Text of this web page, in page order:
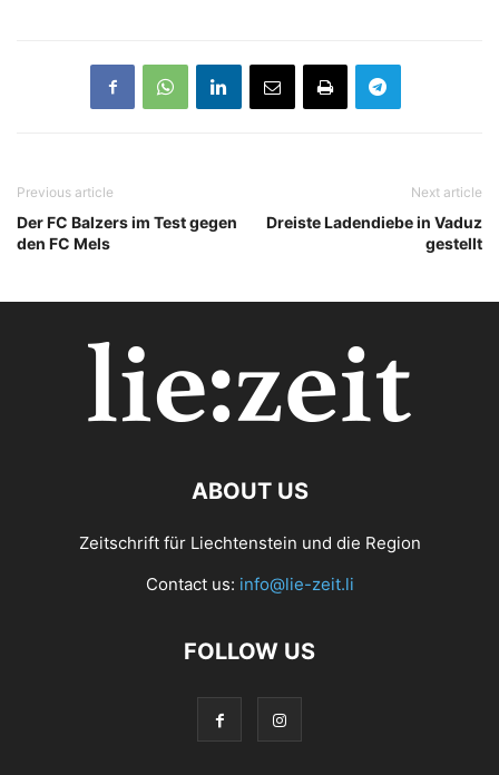
Previous article
Der FC Balzers im Test gegen
den FC Mels
Next article
Dreiste Ladendiebe in Vaduz
gestellt
ABOUT US
Zeitschrift für Liechtenstein und die Region
Contact us: info@lie-zeit.li
FOLLOW US